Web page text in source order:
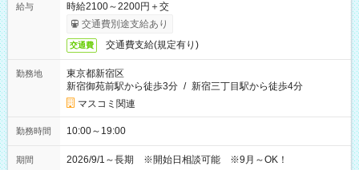
給与
時給2100～2200円＋交
交通費別途支給あり
交通費 交通費支給(規定有り)
勤務地
東京都新宿区
新宿御苑前駅から徒歩3分 / 新宿三丁目駅から徒歩4分
マスコミ関連
勤務時間 10:00～19:00
期間 2026/9/1～長期 ※開始日相談可能 ※9月～OK！